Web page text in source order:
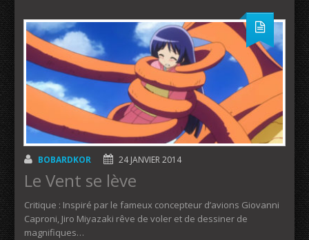
BOBARDKOR 24 JANVIER 2014
Le Vent se lève
Critique : Inspiré par le fameux concepteur d’avions Giovanni
Caproni, Jiro Miyazaki rêve de voler et de dessiner de
magnifiques…